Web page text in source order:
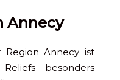
Annecy
Annecy ist
besonders